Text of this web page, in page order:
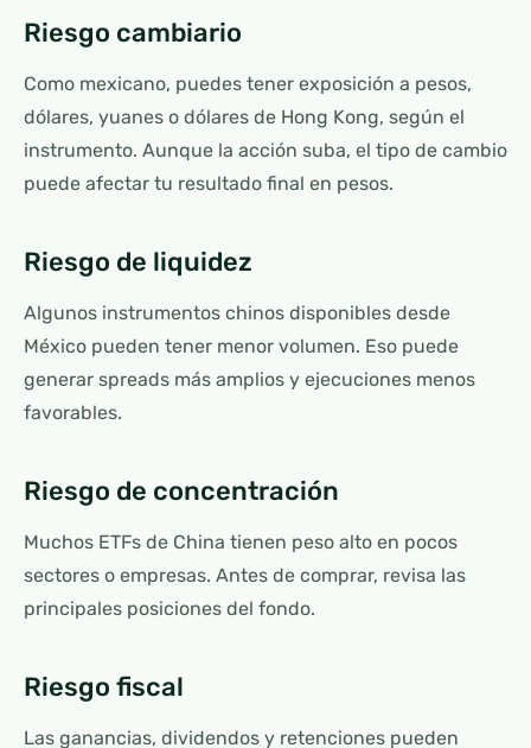
Riesgo cambiario
Como mexicano, puedes tener exposición a pesos,
dólares, yuanes o dólares de Hong Kong, según el
instrumento. Aunque la acción suba, el tipo de cambio
puede afectar tu resultado final en pesos.
Riesgo de liquidez
Algunos instrumentos chinos disponibles desde
México pueden tener menor volumen. Eso puede
generar spreads más amplios y ejecuciones menos
favorables.
Riesgo de concentración
Muchos ETFs de China tienen peso alto en pocos
sectores o empresas. Antes de comprar, revisa las
principales posiciones del fondo.
Riesgo fiscal
Las ganancias, dividendos y retenciones pueden